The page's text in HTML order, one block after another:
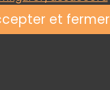
et fermer